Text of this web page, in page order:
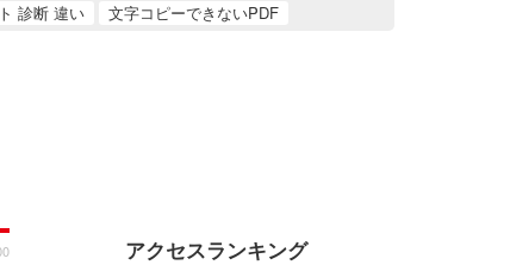
診断 違い 文字コピーできないPDF
アクセスランキング